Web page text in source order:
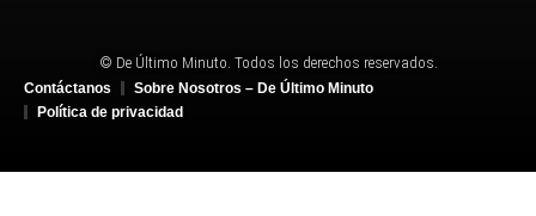
© De Último Minuto. Todos los derechos reservados.
Contáctanos
Sobre Nosotros – De Último Minuto
Política de privacidad